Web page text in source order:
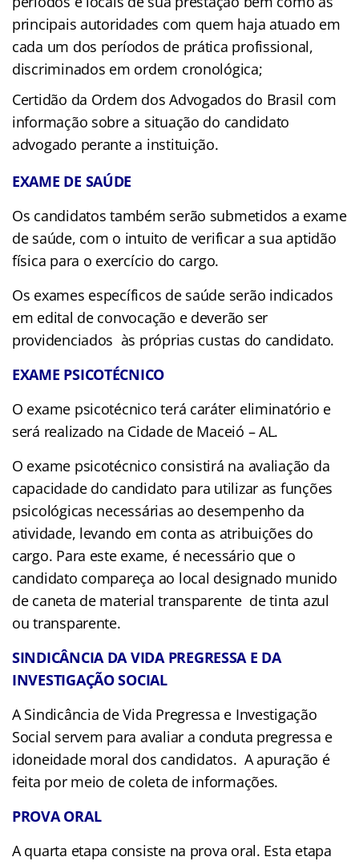
principais autoridades com quem haja atuado em
cada um dos períodos de prática profissional,
discriminados em ordem cronológica;
Certidão da Ordem dos Advogados do Brasil com
informação sobre a situação do candidato
advogado perante a instituição.
EXAME DE SAÚDE
Os candidatos também serão submetidos a exame
de saúde, com o intuito de verificar a sua aptidão
física para o exercício do cargo.
Os exames específicos de saúde serão indicados
em edital de convocação e deverão ser
providenciados às próprias custas do candidato.
EXAME PSICOTÉCNICO
O exame psicotécnico terá caráter eliminatório e
será realizado na Cidade de Maceió – AL.
O exame psicotécnico consistirá na avaliação da
capacidade do candidato para utilizar as funções
psicológicas necessárias ao desempenho da
atividade, levando em conta as atribuições do
cargo. Para este exame, é necessário que o
candidato compareça ao local designado munido
de caneta de material transparente de tinta azul
ou transparente.
SINDICÂNCIA DA VIDA PREGRESSA E DA
INVESTIGAÇÃO SOCIAL
A Sindicância de Vida Pregressa e Investigação
Social servem para avaliar a conduta pregressa e
idoneidade moral dos candidatos. A apuração é
feita por meio de coleta de informações.
PROVA ORAL
A quarta etapa consiste na prova oral. Esta etapa